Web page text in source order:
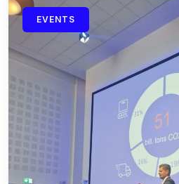
EVENTS